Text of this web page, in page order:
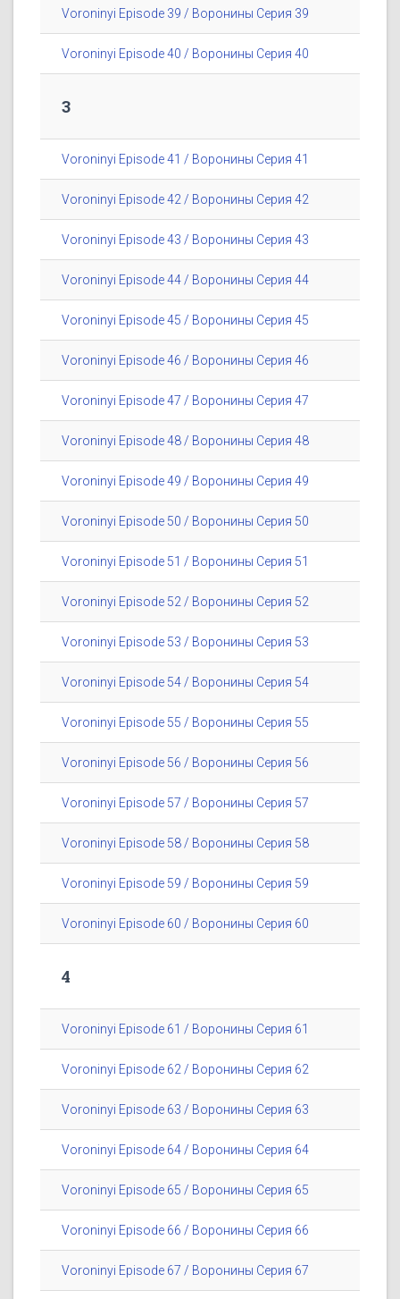
Voroninyi Episode 39 / Воронины Серия 39
Voroninyi Episode 40 / Воронины Серия 40
3
Voroninyi Episode 41 / Воронины Серия 41
Voroninyi Episode 42 / Воронины Серия 42
Voroninyi Episode 43 / Воронины Серия 43
Voroninyi Episode 44 / Воронины Серия 44
Voroninyi Episode 45 / Воронины Серия 45
Voroninyi Episode 46 / Воронины Серия 46
Voroninyi Episode 47 / Воронины Серия 47
Voroninyi Episode 48 / Воронины Серия 48
Voroninyi Episode 49 / Воронины Серия 49
Voroninyi Episode 50 / Воронины Серия 50
Voroninyi Episode 51 / Воронины Серия 51
Voroninyi Episode 52 / Воронины Серия 52
Voroninyi Episode 53 / Воронины Серия 53
Voroninyi Episode 54 / Воронины Серия 54
Voroninyi Episode 55 / Воронины Серия 55
Voroninyi Episode 56 / Воронины Серия 56
Voroninyi Episode 57 / Воронины Серия 57
Voroninyi Episode 58 / Воронины Серия 58
Voroninyi Episode 59 / Воронины Серия 59
Voroninyi Episode 60 / Воронины Серия 60
4
Voroninyi Episode 61 / Воронины Серия 61
Voroninyi Episode 62 / Воронины Серия 62
Voroninyi Episode 63 / Воронины Серия 63
Voroninyi Episode 64 / Воронины Серия 64
Voroninyi Episode 65 / Воронины Серия 65
Voroninyi Episode 66 / Воронины Серия 66
Voroninyi Episode 67 / Воронины Серия 67